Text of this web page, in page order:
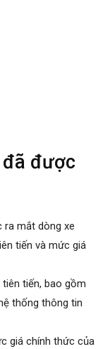
được
ra mắt dòng xe
tiến và mức giá
tiến, bao gồm
thống thông tin
giá chính thức của